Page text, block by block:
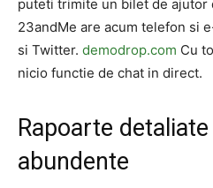
puteti trimite un bilet de ajutor
23andMe are acum telefon si
si Twitter. demodrop.com Cu
nicio functie de chat in direct.
Rapoarte
abundente